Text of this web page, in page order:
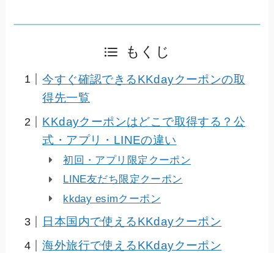
もくじ
今すぐ確認できるKKdayクーポンの取
得先一覧
KKdayクーポンはどこで取得する？公
式・アプリ・LINEの違い
初回・アプリ限定クーポン
LINE友だち限定クーポン
kkday esimクーポン
日本国内で使えるKKdayクーポン
海外旅行で使えるKKdayクーポン